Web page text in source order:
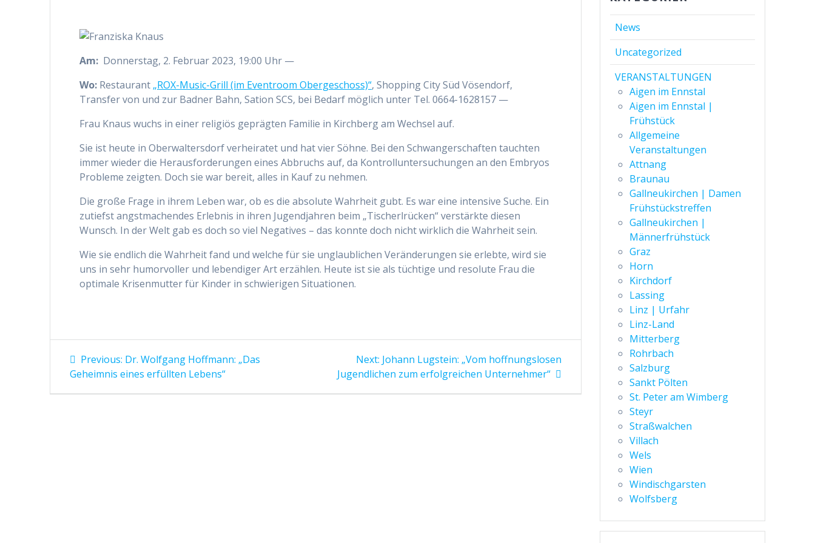
Am: Donnerstag, 2. Februar 2023, 19:00 Uhr —
Wo: Restaurant „ROX-Music-Grill (im Eventroom Obergeschoss)“, Shopping City Süd Vösendorf,
Transfer von und zur Badner Bahn, Sation SCS, bei Bedarf möglich unter Tel. 0664-1628157 —
Frau Knaus wuchs in einer religiös geprägten Familie in Kirchberg am Wechsel auf.
Sie ist heute in Oberwaltersdorf verheiratet und hat vier Söhne. Bei den Schwangerschaften tauchten
immer wieder die Herausforderungen eines Abbruchs auf, da Kontrolluntersuchungen an den Embryos
Probleme zeigten. Doch sie war bereit, alles in Kauf zu nehmen.
Die große Frage in ihrem Leben war, ob es die absolute Wahrheit gubt. Es war eine intensive Suche. Ein
zutiefst angstmachendes Erlebnis in ihren Jugendjahren beim „Tischerlrücken“ verstärkte diesen
Wunsch. In der Welt gab es doch so viel Negatives – das konnte doch nicht wirklich die Wahrheit sein.
Wie sie endlich die Wahrheit fand und welche für sie unglaublichen Veränderungen sie erlebte, wird sie
uns in sehr humorvoller und lebendiger Art erzählen. Heute ist sie als tüchtige und resolute Frau die
optimale Krisenmutter für Kinder in schwierigen Situationen.
Beitragsnavigation
Previous: Previous
post:
Dr. Wolfgang Hoffmann: „Das
Geheimnis eines erfüllten Lebens“
Next: Next
post:
Johann Lugstein: „Vom hoffnungslosen
Jugendlichen zum erfolgreichen Unternehmer“
News
Uncategorized
VERANSTALTUNGEN
Aigen im Ennstal
Aigen im Ennstal |
Frühstück
Allgemeine
Veranstaltungen
Attnang
Braunau
Gallneukirchen | Damen
Frühstückstreffen
Gallneukirchen |
Männerfrühstück
Graz
Horn
Kirchdorf
Lassing
Linz | Urfahr
Linz-Land
Mitterberg
Rohrbach
Salzburg
Sankt Pölten
St. Peter am Wimberg
Steyr
Straßwalchen
Villach
Wels
Wien
Windischgarsten
Wolfsberg